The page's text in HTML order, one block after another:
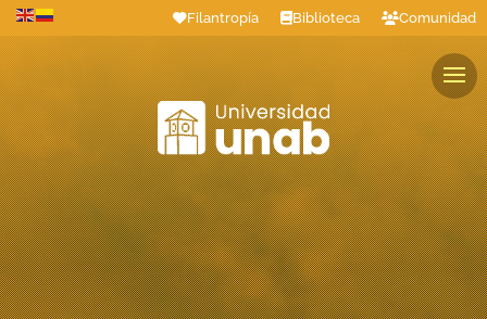
Filantropía Biblioteca Comunidad
Estudiantes Profesores Colaboradores Graduados